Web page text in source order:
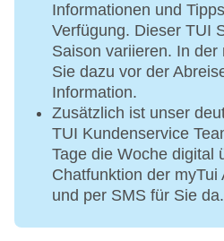
Informationen und
Verfügung. Dieser TUI
Saison variieren. In der
Sie dazu vor der
Information.
Zusätzlich ist unser
TUI Kundenservice
Tage die Woche digital
Chatfunktion der myTui
und per SMS für Sie da.